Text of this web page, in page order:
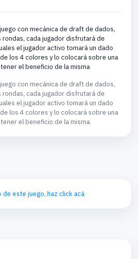
con mecánica de draft de dados,
cada jugador disfrutará de
el jugador activo tomará un dado
los 4 colores y lo colocará sobre una
el beneficio de la misma
con mecánica de draft de dados,
cada jugador disfrutará de
el jugador activo tomará un dado
los 4 colores y lo colocará sobre una
el beneficio de la misma.
de este juego, haz click acá